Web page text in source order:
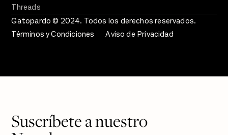
Threads
Gatopardo © 2024. Todos los derechos reservados.
Términos y Condiciones
Aviso de Privacidad
Suscríbete a nuestro